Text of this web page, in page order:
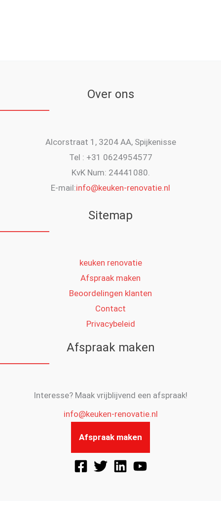
Over ons
Alcorstraat 1, 3204 AA, Spijkenisse
Tel : +31 0624954577
KvK Num: 24441080.
E-mail:info@keuken-renovatie.nl
Sitemap
keuken renovatie
Afspraak maken
Beoordelingen klanten
Contact
Privacybeleid
Afspraak maken
Interesse? Maak vrijblijvend een afspraak!
info@keuken-renovatie.nl
Afspraak maken